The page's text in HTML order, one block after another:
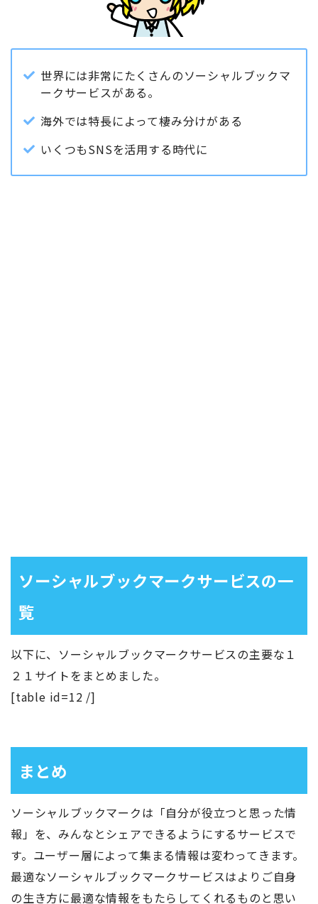
世界には非常にたくさんのソーシャルブックマ
ークサービスがある。
海外では特長によって棲み分けがある
いくつもSNSを活用する時代に
ソーシャルブックマークサービスの一
覧
以下に、ソーシャルブックマークサービスの主要な１
２１サイトをまとめました。
[table id=12 /]
まとめ
ソーシャルブックマークは「自分が役立つと思った情
報」を、みんなとシェアできるようにするサービスで
す。ユーザー層によって集まる情報は変わってきます。
最適なソーシャルブックマークサービスはよりご自身
の生き方に最適な情報をもたらしてくれるものと思い